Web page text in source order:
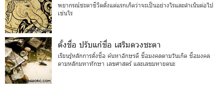
พยากรณ์ชะตาชีวิตตั้งแต่แรกเกิดว่าจะเป็นอย่างไรและดำเนินต่อไป
เช่นไร
ตั้งชื่อ ปรับแก้ชื่อ เสริมดวงชะตา
เรียนรู้หลักการตั้งชื่อ ค้นหาอักษรดี ชื่อมงคลตามวันเกิด ชื่อมงคล
ตามหลักมหาทักษา เลขศาสตร์ และเลขมหายตนะ